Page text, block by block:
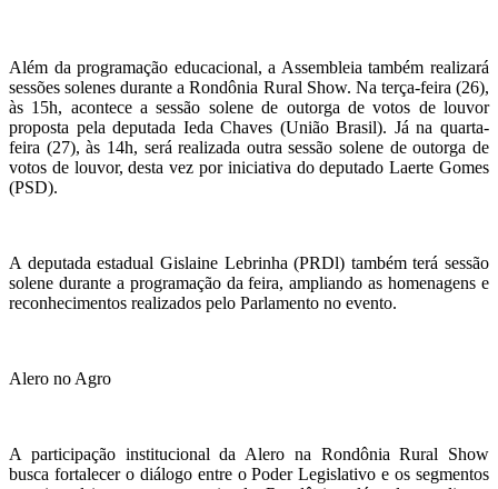
Além da programação educacional, a Assembleia também realizará
sessões solenes durante a Rondônia Rural Show. Na terça-feira (26),
às 15h, acontece a sessão solene de outorga de votos de louvor
proposta pela deputada Ieda Chaves (União Brasil). Já na quarta-
feira (27), às 14h, será realizada outra sessão solene de outorga de
votos de louvor, desta vez por iniciativa do deputado Laerte Gomes
(PSD).
A deputada estadual Gislaine Lebrinha (PRDl) também terá sessão
solene durante a programação da feira, ampliando as homenagens e
reconhecimentos realizados pelo Parlamento no evento.
Alero no Agro
A participação institucional da Alero na Rondônia Rural Show
busca fortalecer o diálogo entre o Poder Legislativo e os segmentos